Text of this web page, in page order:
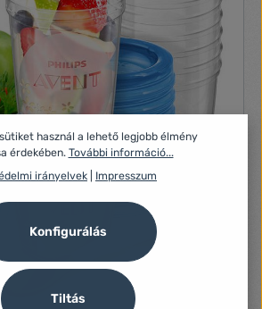
használ a lehető legjobb élmény
érdekében. További információ...
irányelvek
Impresszum
Tiltás
Konfigurálás